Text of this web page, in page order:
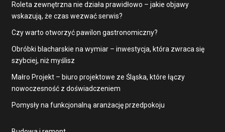
Roleta zewnętrzna nie działa prawidłowo – jakie objawy
wskazują, że czas wezwać serwis?
Czy warto otworzyć pawilon gastronomiczny?
Obróbki blacharskie na wymiar – inwestycja, która zwraca się
szybciej, niż myślisz
Małro Projekt – biuro projektowe ze Śląska, które łączy
nowoczesność z doświadczeniem
Pomysły na funkcjonalną aranżację przedpokoju